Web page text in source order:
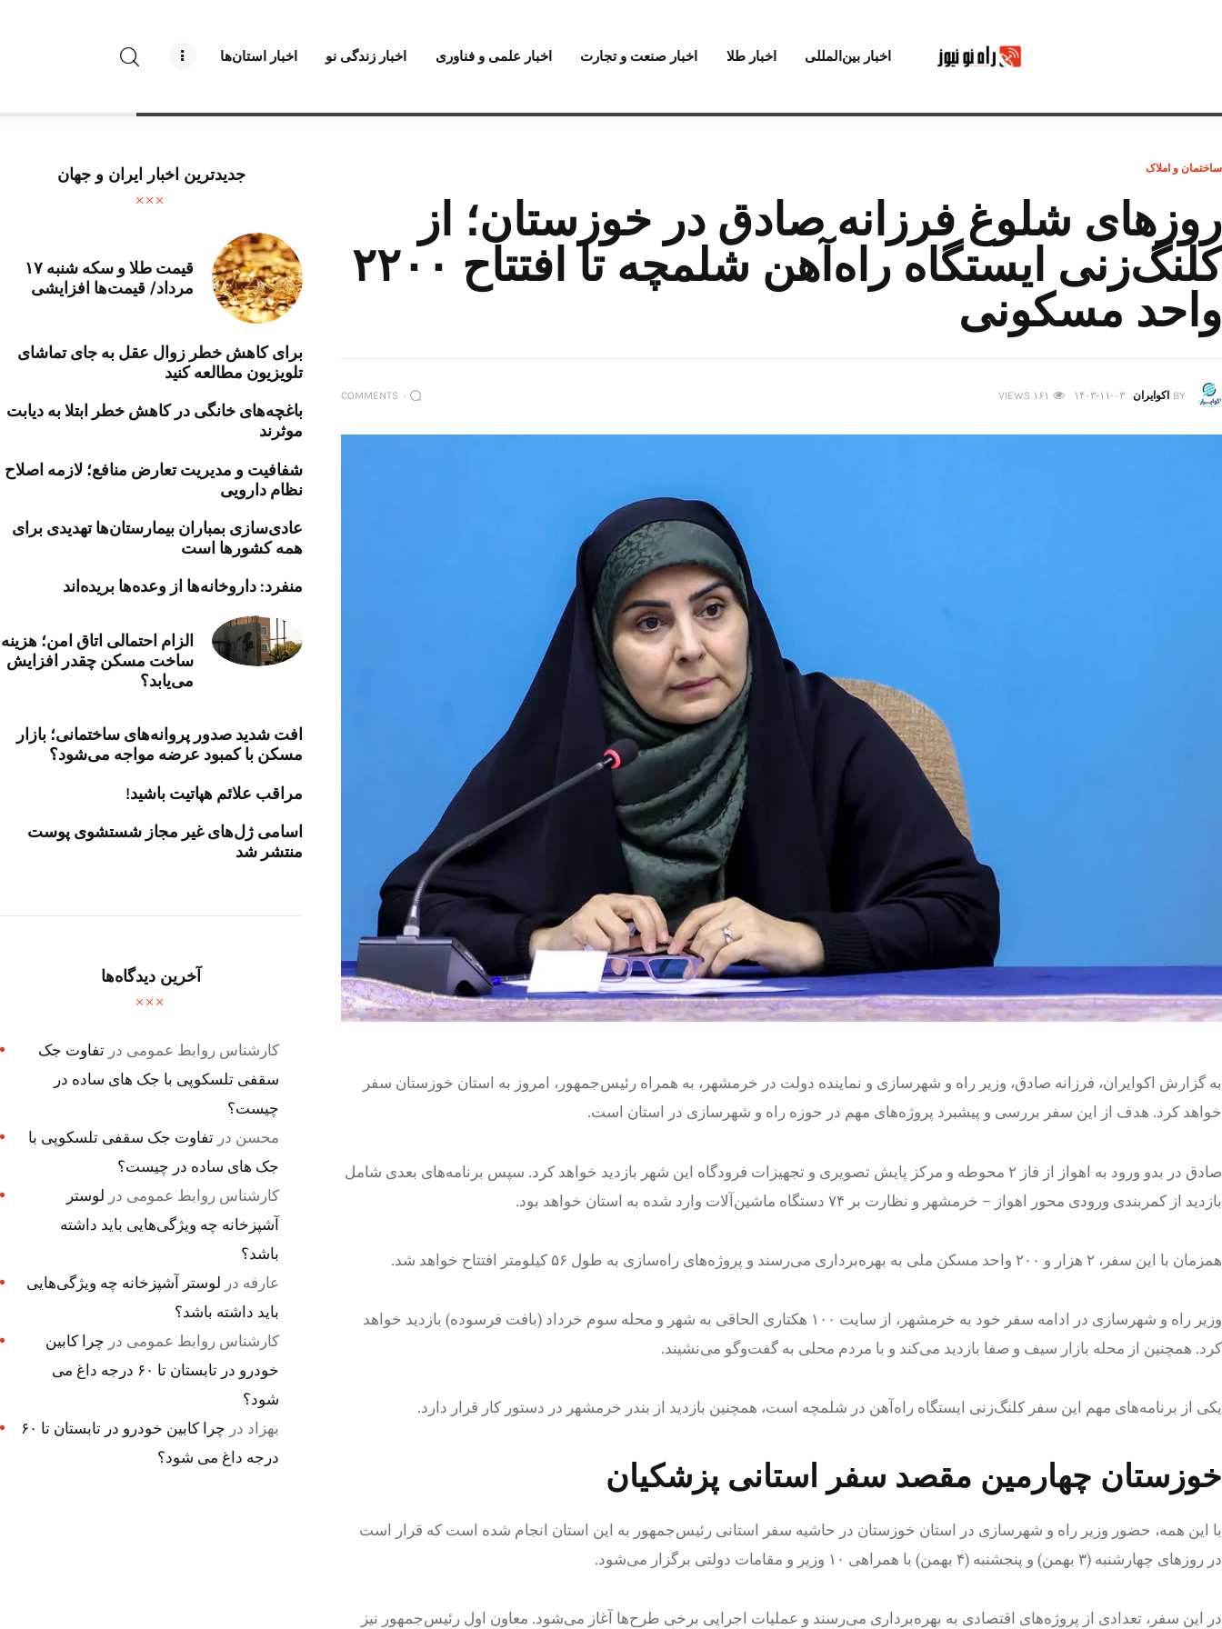
اخبار بین‌المللی اخبار طلا اخبار صنعت و تجارت اخبار علمی و فناوری اخبار زندگی نو اخبار استان‌ها
درباره راه‌ نو نیوز
آوین دیلی
خرید موتور ایمپلنت
ساختمان و املاک
روزهای شلوغ فرزانه صادق در خوزستان؛ از
کلنگ‌زنی ایستگاه راه‌آهن شلمچه تا افتتاح ۲۲۰۰
واحد مسکونی
BY اکوایران ۱۴۰۳-۱۱-۰۳ ۱۶۱ VIEWS ۰ COMMENTS
به گزارش اکوایران، فرزانه صادق، وزیر راه و شهرسازی و نماینده دولت در خرمشهر، به همراه رئیس‌جمهور، امروز به استان خوزستان سفر
خواهد کرد. هدف از این سفر بررسی و پیشبرد پروژه‌های مهم در حوزه راه و شهرسازی در استان است.
صادق در بدو ورود به اهواز از فاز ۲ محوطه و مرکز پایش تصویری و تجهیزات فرودگاه این شهر بازدید خواهد کرد. سپس برنامه‌های بعدی شامل
بازدید از کمربندی ورودی محور اهواز – خرمشهر و نظارت بر ۷۴ دستگاه ماشین‌آلات وارد شده به استان خواهد بود.
همزمان با این سفر، ۲ هزار و ۲۰۰ واحد مسکن ملی به بهره‌برداری می‌رسند و پروژه‌های راه‌سازی به طول ۵۶ کیلومتر افتتاح خواهد شد.
وزیر راه و شهرسازی در ادامه سفر خود به خرمشهر، از سایت ۱۰۰ هکتاری الحاقی به شهر و محله سوم خرداد (بافت فرسوده) بازدید خواهد
کرد. همچنین از محله بازار سیف و صفا بازدید می‌کند و با مردم محلی به گفت‌وگو می‌نشیند.
یکی از برنامه‌های مهم این سفر کلنگ‌زنی ایستگاه راه‌آهن در شلمچه است، همچنین بازدید از بندر خرمشهر در دستور کار قرار دارد.
خوزستان چهارمین مقصد سفر استانی پزشکیان
با این همه، حضور وزیر راه و شهرسازی در استان خوزستان در حاشیه سفر استانی رئیس‌جمهور به این استان انجام شده است که قرار است
در روزهای چهارشنبه (۳ بهمن) و پنجشنبه (۴ بهمن) با همراهی ۱۰ وزیر و مقامات دولتی برگزار می‌شود.
در این سفر، تعدادی از پروژه‌های اقتصادی به بهره‌برداری می‌رسند و عملیات اجرایی برخی طرح‌ها آغاز می‌شود. معاون اول رئیس‌جمهور نیز
جدیدترین اخبار ایران و جهان
قیمت طلا و سکه شنبه ۱۷
مرداد/ قیمت‌ها افزایشی
برای کاهش خطر زوال عقل به جای تماشای
تلویزیون مطالعه کنید
باغچه‌های خانگی در کاهش خطر ابتلا به دیابت
موثرند
شفافیت و مدیریت تعارض منافع؛ لازمه اصلاح
نظام دارویی
عادی‌سازی بمباران بیمارستان‌ها تهدیدی برای
همه کشورها است
منفرد: داروخانه‌ها از وعده‌ها بریده‌اند
الزام احتمالی اتاق امن؛ هزینه
ساخت مسکن چقدر افزایش
می‌یابد؟
افت شدید صدور پروانه‌های ساختمانی؛ بازار
مسکن با کمبود عرضه مواجه می‌شود؟
مراقب علائم هپاتیت باشید!
اسامی ژل‌های غیر مجاز شستشوی پوست
منتشر شد
آخرین دیدگاه‌ها
کارشناس روابط عمومی در تفاوت جک
سقفی تلسکوپی با جک های ساده در
چیست؟
محسن در تفاوت جک سقفی تلسکوپی با
جک های ساده در چیست؟
کارشناس روابط عمومی در لوستر
آشپزخانه چه ویژگی‌هایی باید داشته
باشد؟
عارفه در لوستر آشپزخانه چه ویژگی‌هایی
باید داشته باشد؟
کارشناس روابط عمومی در چرا کابین
خودرو در تابستان تا ۶۰ درجه داغ می
شود؟
بهزاد در
چرا کابین خودرو در تابستان تا ۶۰
درجه داغ می شود؟